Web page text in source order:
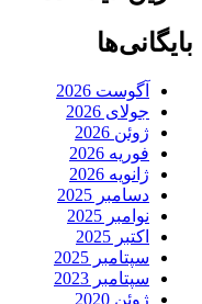
بایگانی‌ها
آگوست 2026
جولای 2026
ژوئن 2026
فوریه 2026
ژانویه 2026
دسامبر 2025
نوامبر 2025
اکتبر 2025
سپتامبر 2025
سپتامبر 2023
ژوئن 2020